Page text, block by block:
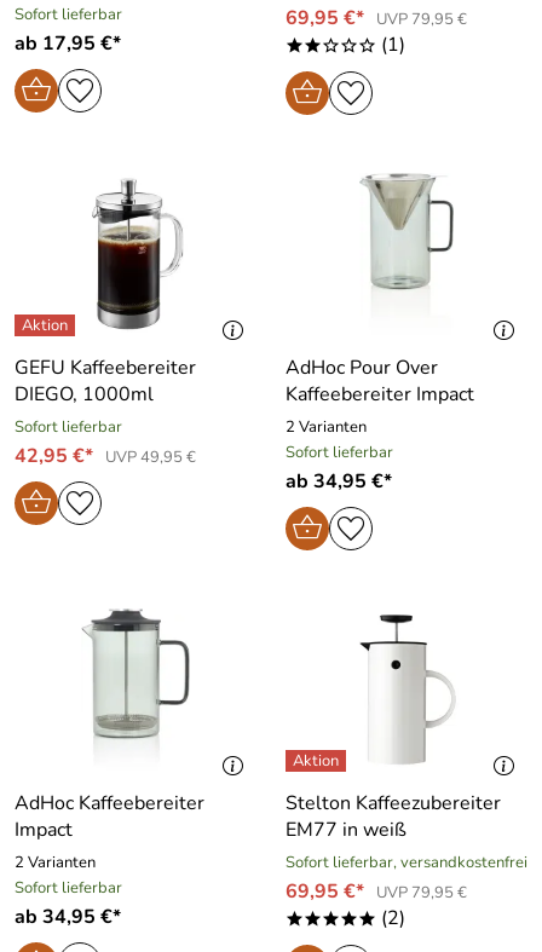
Sofort lieferbar
ab 17,95 €*
69,95 €* UVP 79,95 €
**ooo (1)
GEFU Kaffeebereiter
DIEGO, 1000ml
Sofort lieferbar
42,95 €* UVP 49,95 €
AdHoc Pour Over
Kaffeebereiter Impact
2 Varianten
Sofort lieferbar
ab 34,95 €*
AdHoc Kaffeebereiter
Impact
2 Varianten
Sofort lieferbar
ab 34,95 €*
Stelton Kaffeezubereiter
EM77 in weiß
Sofort lieferbar, versandkostenfrei
69,95 €* UVP 79,95 €
***** (2)